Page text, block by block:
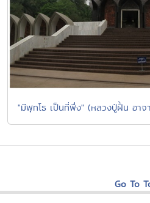
"มีพุทโธ เป็นที่พึ่ง" (หลวงปู่ฝั้น อาจ
Go To